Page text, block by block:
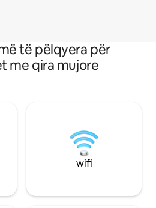
të pëlqyera për
me qira mujore
wifi